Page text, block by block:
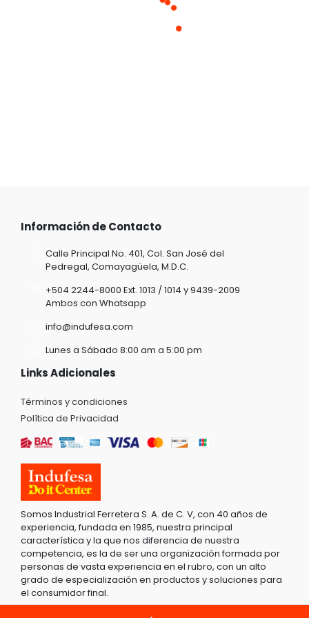
Información de Contacto
Calle Principal No. 401, Col. San José del
Pedregal, Comayagüela, M.D.C.
+504 2244-8000 Ext. 1013 / 1014 y 9439-2009
Ambos con Whatsapp
info@indufesa.com
Lunes a Sábado 8:00 am a 5:00 pm
Links Adicionales
Términos y condiciones
Política de Privacidad
Somos Industrial Ferretera S. A. de C. V, con 40 años de
experiencia, fundada en 1985, nuestra principal
característica y la que nos diferencia de nuestra
competencia, es la de ser una organización formada por
personas de vasta experiencia en el rubro, con un alto
grado de especialización en productos y soluciones para
el consumidor final.